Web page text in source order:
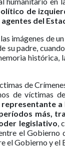
de
del
imágenes de
su padre,
de
de víctimas
más,
legislativo,
el Gobierno
el Gobierno y el